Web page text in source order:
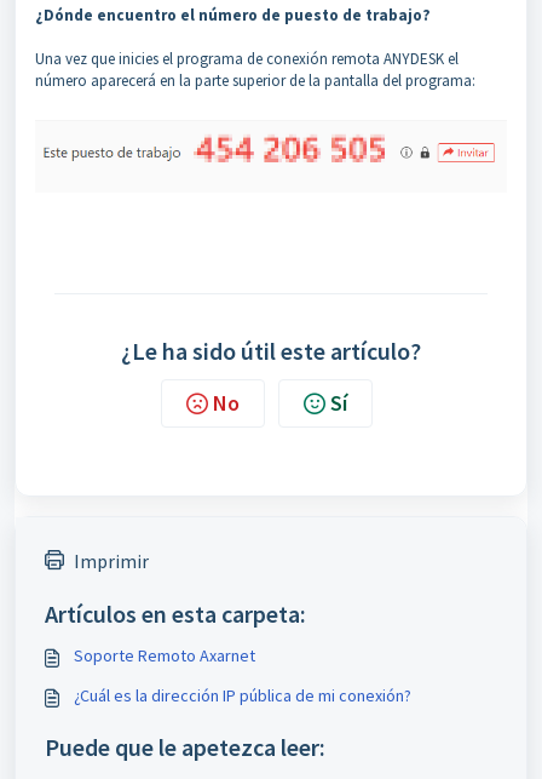
¿Dónde encuentro el número de puesto de trabajo?
Una vez que inicies el programa de conexión remota ANYDESK el
número aparecerá en la parte superior de la pantalla del programa:
¿Le ha sido útil este artículo?
No Sí
Imprimir
Artículos en esta carpeta:
Soporte Remoto Axarnet
¿Cuál es la dirección IP pública de mi conexión?
Puede que le apetezca leer: